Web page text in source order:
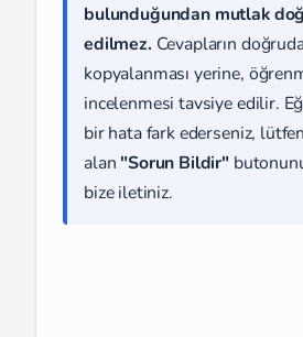
bulunduğundan mutlak
edilmez. Cevapların
kopyalanması yerine,
incelenmesi tavsiye edilir.
bir hata fark ederseniz,
alan "Sorun Bildir"
bize iletiniz.